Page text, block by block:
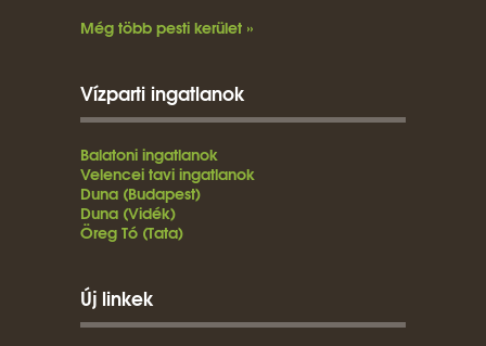
Még több pesti kerület »
Vízparti ingatlanok
Balatoni ingatlanok
Velencei tavi ingatlanok
Duna (Budapest)
Duna (Vidék)
Öreg Tó (Tata)
Új linkek